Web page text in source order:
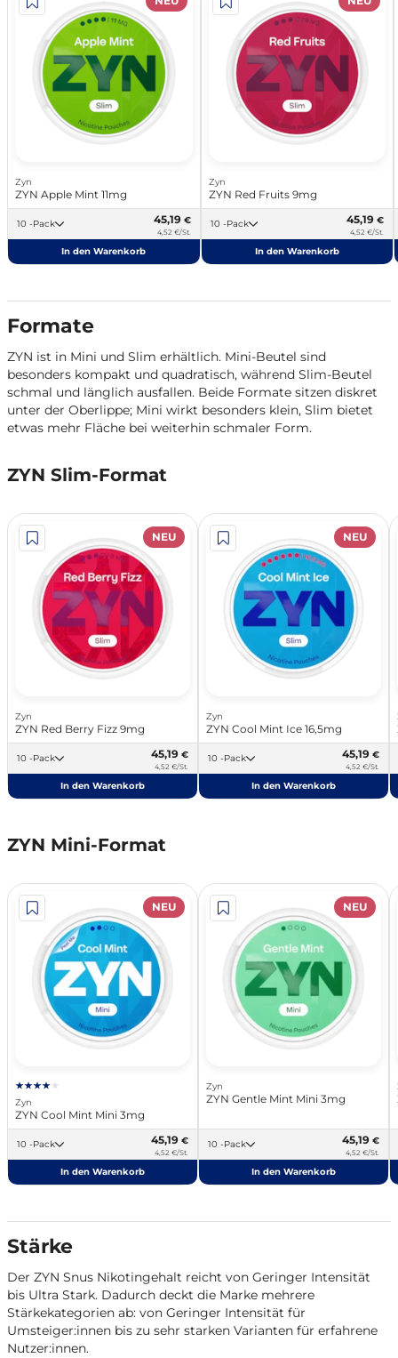
Zyn
ZYN Apple Mint 11mg
10 -Pack 45,19 €
4,52 €/St.
In den Warenkorb
Zyn
ZYN Red Fruits 9mg
10 -Pack 45,19 €
4,52 €/St.
In den Warenkorb
Formate
ZYN ist in Mini und Slim erhältlich. Mini-Beutel sind
besonders kompakt und quadratisch, während Slim-Beutel
schmal und länglich ausfallen. Beide Formate sitzen diskret
unter der Oberlippe; Mini wirkt besonders klein, Slim bietet
etwas mehr Fläche bei weiterhin schmaler Form.
ZYN Slim-Format
NEU
Zyn
ZYN Red Berry Fizz 9mg
10 -Pack 45,19 €
4,52 €/St.
In den Warenkorb
NEU
Zyn
ZYN Cool Mint Ice 16,5mg
10 -Pack 45,19 €
4,52 €/St.
In den Warenkorb
ZYN Mini-Format
NEU
Zyn
ZYN Cool Mint Mini 3mg
10 -Pack 45,19 €
4,52 €/St.
In den Warenkorb
NEU
Zyn
ZYN Gentle Mint Mini 3mg
10 -Pack 45,19 €
4,52 €/St.
In den Warenkorb
Stärke
Der ZYN Snus Nikotingehalt reicht von Geringer Intensität
bis Ultra Stark. Dadurch deckt die Marke mehrere
Stärkekategorien ab: von Geringer Intensität für
Umsteiger:innen bis zu sehr starken Varianten für erfahrene
Nutzer:innen.